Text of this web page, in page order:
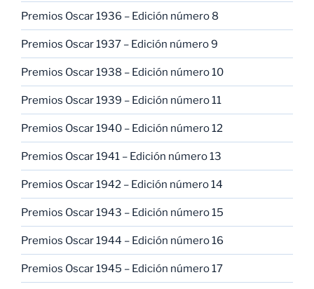
Premios Oscar 1936 – Edición número 8
Premios Oscar 1937 – Edición número 9
Premios Oscar 1938 – Edición número 10
Premios Oscar 1939 – Edición número 11
Premios Oscar 1940 – Edición número 12
Premios Oscar 1941 – Edición número 13
Premios Oscar 1942 – Edición número 14
Premios Oscar 1943 – Edición número 15
Premios Oscar 1944 – Edición número 16
Premios Oscar 1945 – Edición número 17